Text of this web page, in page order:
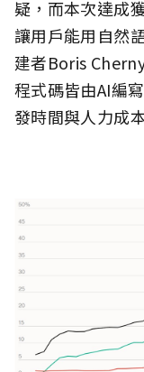
疑， 而本次達成
讓用戶能用自然
建者Boris
程式碼皆由AI編
發時間與人力成